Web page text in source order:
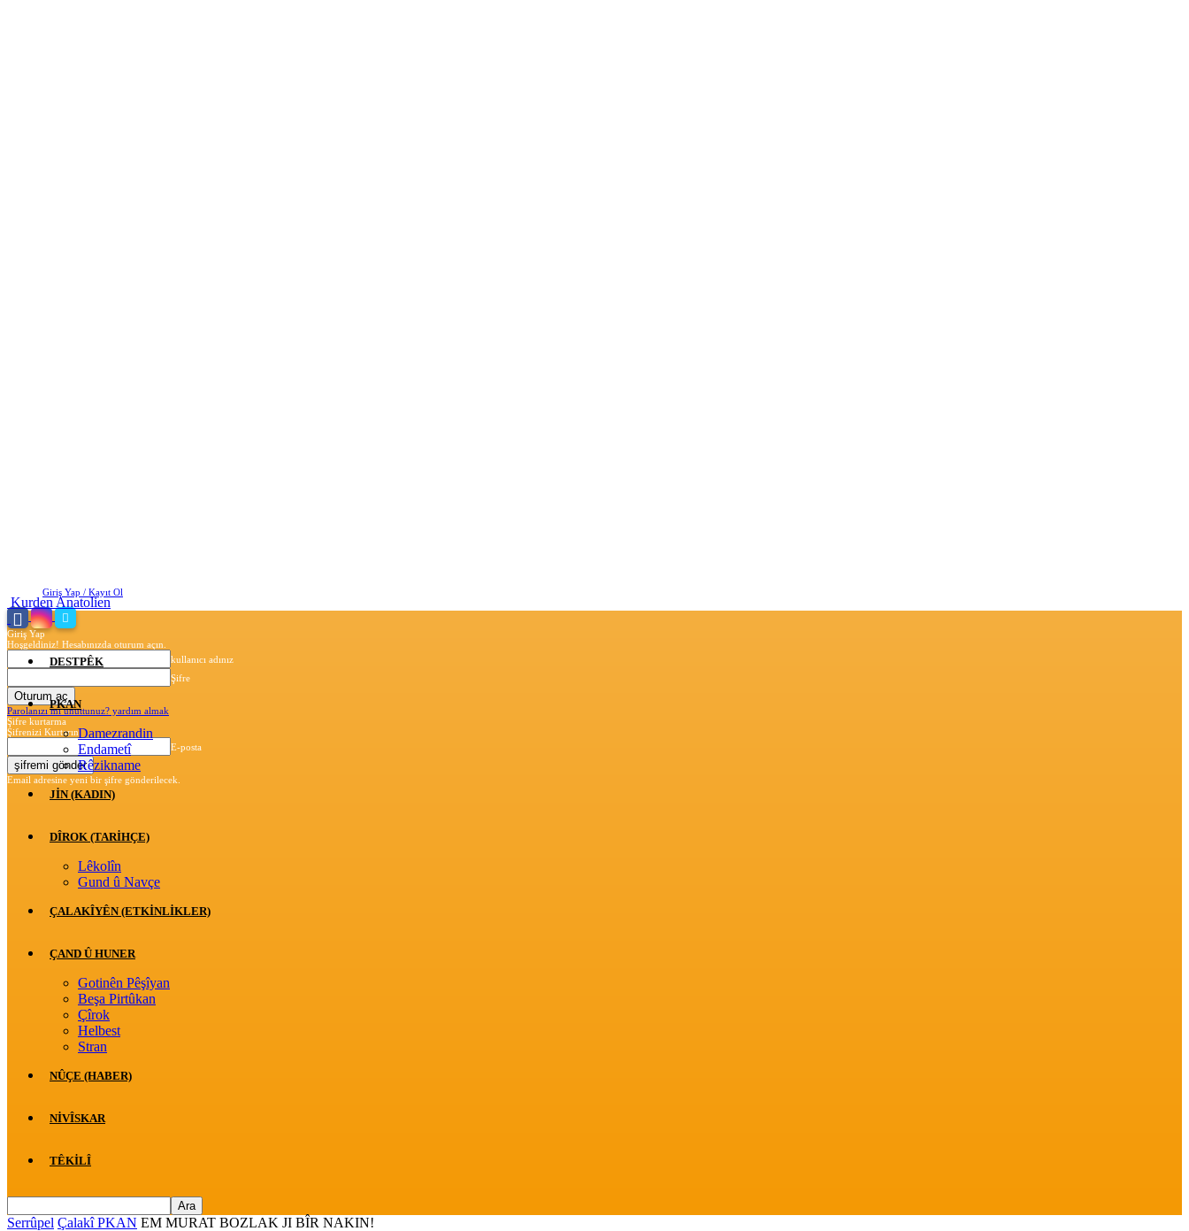
Giriş Yap / Kayıt Ol
Giriş Yap
Hoşgeldiniz! Hesabınızda oturum açın.
kullanıcı adınız
Şifre
Parolanızı mı unuttunuz? yardım almak
Şifre kurtarma
Şifrenizi Kurtarın
E-posta
Email adresine yeni bir şifre gönderilecek.
Kurden Anatolien
DESTPÊK
PKAN
Damezrandin
Endametî
Rêzikname
JİN (KADIN)
DÎROK (TARİHÇE)
Lêkolîn
Gund û Navçe
ÇALAKÎYÊN (ETKINLIKLER)
ÇAND Û HUNER
Gotinên Pêşîyan
Beşa Pirtûkan
Çîrok
Helbest
Stran
NÛÇE (HABER)
NIVÎSKAR
TÊKILÎ
Serrûpel Çalakî PKAN EM MURAT BOZLAK JI BÎR NAKIN!